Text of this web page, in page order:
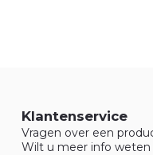
Klantenservice
Vragen over een
Wilt u meer info weten